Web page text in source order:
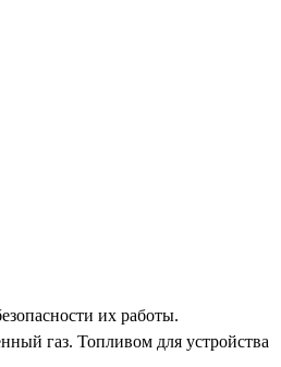
их работы.
газ. Топливом для устройства